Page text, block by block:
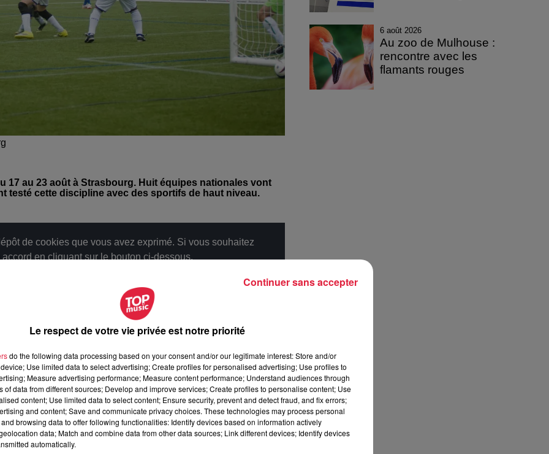
17 au 23 août à Strasbourg. Huit équipes nationales vont
testé cette discipline avec des sportifs de haut niveau.
de cookies que vous avez exprimé. Si vous souhaitez
en cliquant sur le bouton ci-dessous.
Grèce et de l'Allemagne. Le groupe B lui sera composé de la
la France de la compétition !
7h49
digitaux
Céline Rinckel est devenue journaliste pour « raconter » ce
en communication et en journalisme, en France et en
6 août 2026
Au zoo de Mulhouse :
rencontre avec les
flamants rouges
Le respect de votre vie privée est notre priorité
do the following data processing based on your consent and/or our legitimate interest: Store and/or
Use limited data to select advertising; Create profiles for personalised advertising; Use profiles to
Measure advertising performance; Measure content performance; Understand audiences through
of data from different sources; Develop and improve services; Create profiles to personalise content; Use
content; Use limited data to select content; Ensure security, prevent and detect fraud, and fix errors;
and content; Save and communicate privacy choices. These technologies may process personal
browsing data to offer following functionalities: Identify devices based on information actively
data; Match and combine data from other data sources; Link different devices; Identify devices
automatically.
Continuer sans accepter